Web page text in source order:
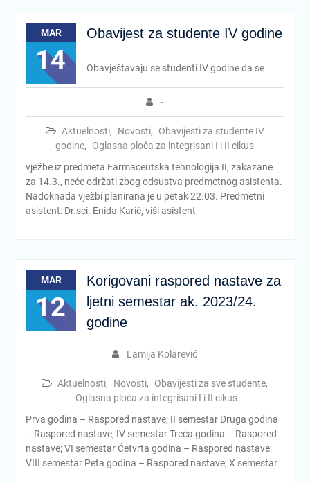
MAR
14
Obavijest za studente IV godine
-
Aktuelnosti, Novosti,
Obavijesti za studente IV
godine, Oglasna ploča za integrisani I i II cikus
Obavještavaju se studenti IV godine da se
vježbe iz predmeta Farmaceutska tehnologija II, zakazane
za 14.3., neće održati zbog odsustva predmetnog asistenta.
Nadoknada vježbi planirana je u petak 22.03. Predmetni
asistent: Dr.sci. Enida Karić, viši asistent
MAR
12
Korigovani raspored nastave za
ljetni semestar ak. 2023/24.
godine
Lamija Kolarević
Aktuelnosti, Novosti, Obavijesti za sve studente,
Oglasna ploča za integrisani I i II cikus
Prva godina – Raspored nastave; II semestar Druga godina
– Raspored nastave; IV semestar Treća godina – Raspored
nastave; VI semestar Četvrta godina – Raspored nastave;
VIII semestar Peta godina – Raspored nastave; X semestar